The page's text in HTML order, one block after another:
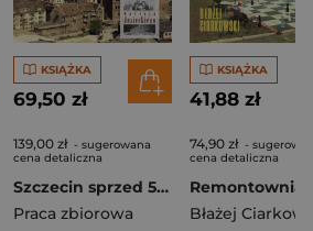
KSIĄŻKA
69,50 zł
139,00 zł - sugerowana
cena detaliczna
Szczecin sprzed 50 lat
Praca zbiorowa
KSIĄŻKA
41,88 zł
74,90 zł -
cena detaliczna
Błażej